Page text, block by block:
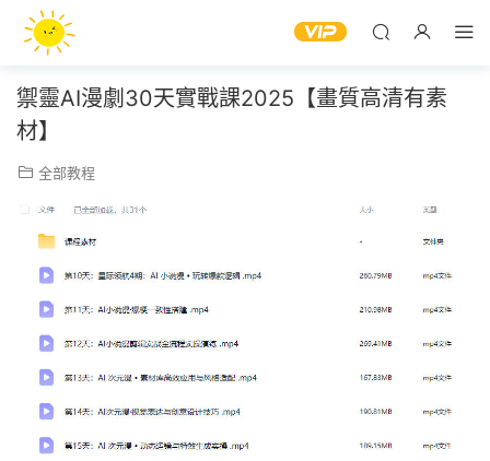
禦靈AI漫劇30天實戰課2025【畫質高清有素
材】
全部教程